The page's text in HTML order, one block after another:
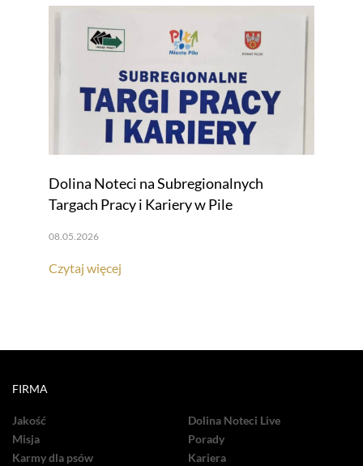
Dolina Noteci na Subregionalnych
Targach Pracy i Kariery w Pile
08.05.2026
Czytaj więcej
FIRMA
Jakość
Misja
Karmy dla psów
Dolina Noteci Live
Porady
Kariera